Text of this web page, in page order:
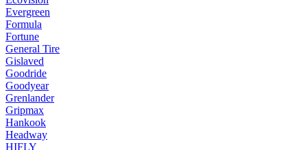
Evergreen
Formula
Fortune
General Tire
Gislaved
Goodride
Goodyear
Grenlander
Gripmax
Hankook
Headway
HIFLY